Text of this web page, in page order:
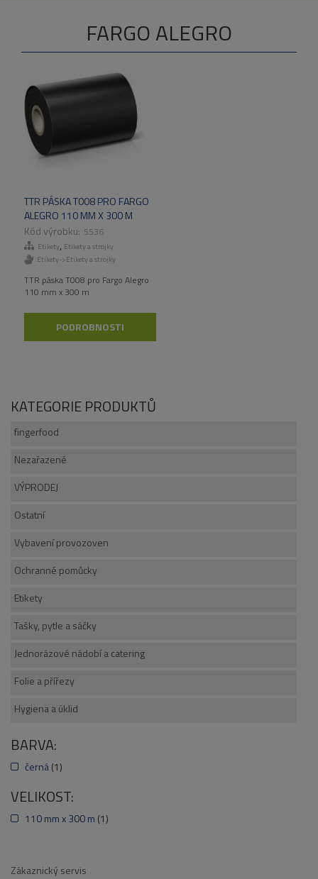
FARGO ALEGRO
TTR PÁSKA T008 PRO FARGO
ALEGRO 110 MM X 300 M
5536
Etikety, Etikety a strojky
Etikety->Etikety a strojky
TTR páska T008 pro Fargo Alegro
110 mm x 300 m
PODROBNOSTI
KATEGORIE PRODUKTŮ
fingerfood
Nezařazené
VÝPRODEJ
Ostatní
Vybavení provozoven
Ochranné pomůcky
Etikety
Tašky, pytle a sáčky
Jednorázové nádobí a catering
Folie a přířezy
Hygiena a úklid
BARVA:
černá (1)
VELIKOST:
110 mm x 300 m (1)
Zákaznický servis